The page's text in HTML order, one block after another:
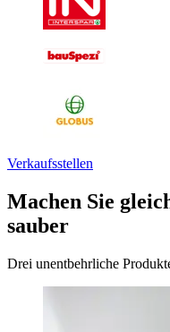
Verkaufsstellen
Machen Sie
sauber
Drei unentbehrliche